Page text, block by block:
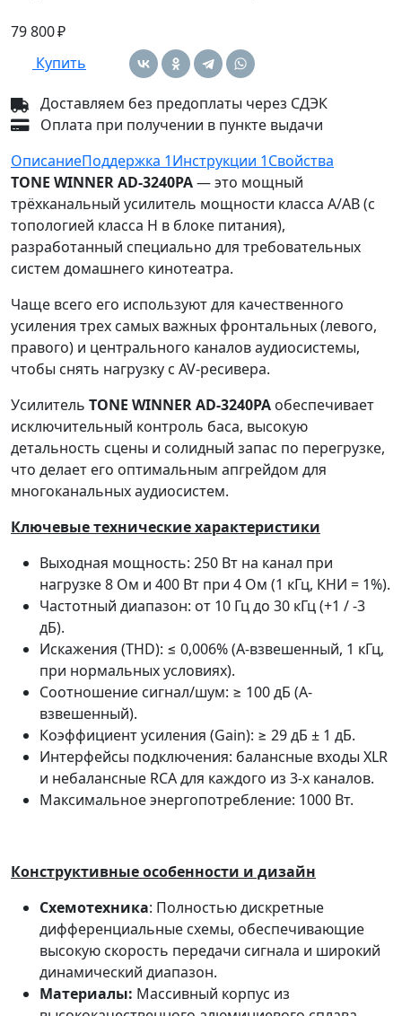
79 800 ₽
Купить
Доставляем без предоплаты через СДЭК
Оплата при получении в пункте выдачи
ОписаниеПоддержка 1Инструкции 1Свойства
TONE WINNER AD-3240PA— это мощный
трёхканальный усилитель мощности класса A/AB (с
топологией класса H в блоке питания),
разработанный специально для требовательных
систем домашнего кинотеатра.
Чаще всего его используют для качественного
усиления трех самых важных фронтальных (левого,
правого) и центрального каналов аудиосистемы,
чтобы снять нагрузку с AV-ресивера.
Усилитель TONE WINNER AD-3240PA обеспечивает
исключительный контроль баса, высокую
детальность сцены и солидный запас по перегрузке,
что делает его оптимальным апгрейдом для
многоканальных аудиосистем.
Ключевые технические характеристики
Выходная мощность: 250 Вт на канал при
нагрузке 8 Ом и 400 Вт при 4 Ом (1 кГц, КНИ = 1%).
Частотный диапазон: от 10 Гц до 30 кГц (+1 / -3
дБ).
Искажения (THD): ≤ 0,006% (A-взвешенный, 1 кГц,
при нормальных условиях).
Соотношение сигнал/шум: ≥ 100 дБ (A-
взвешенный).
Коэффициент усиления (Gain): ≥ 29 дБ ± 1 дБ.
Интерфейсы подключения: балансные входы XLR
и небалансные RCA для каждого из 3-х каналов.
Максимальное энергопотребление: 1000 Вт.
Конструктивные особенности и дизайн
Схемотехника: Полностью дискретные
дифференциальные схемы, обеспечивающие
высокую скорость передачи сигнала и широкий
динамический диапазон.
Материалы: Массивный корпус из